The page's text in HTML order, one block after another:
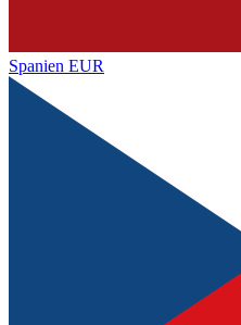
Spanien EUR